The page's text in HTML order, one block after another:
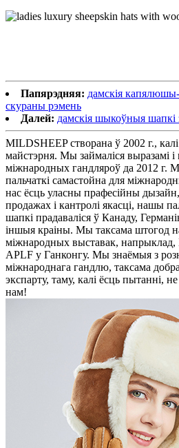
Папярэдняя: дамскія
скураны рэмень
Далей: дамскія шыкоўныя
MILDSHEEP створана ў 2002 г.,
майстэрня. Мы займаліся выразамі
міжнародных гандляроў да 2012 г.
пальчаткі самастойна для
нас ёсць уласны прафесійны
продажах і кантролі якасці, нашы
шапкі прадаваліся ў Канаду,
іншыя краіны. Мы таксама штогод
міжнародных выставак,
APLF у Ганконгу. Мы знаёмыя з
міжнароднага гандлю, таксама
экспарту, таму, калі ёсць пытанні,
нам!